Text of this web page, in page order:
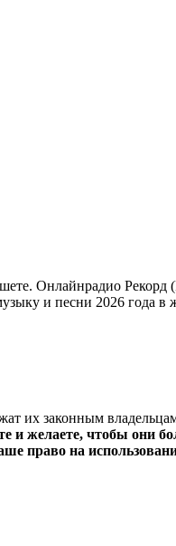
Онлайнрадио Рекорд
и песни 2026 года в
их законным
и желаете, чтобы они
право на